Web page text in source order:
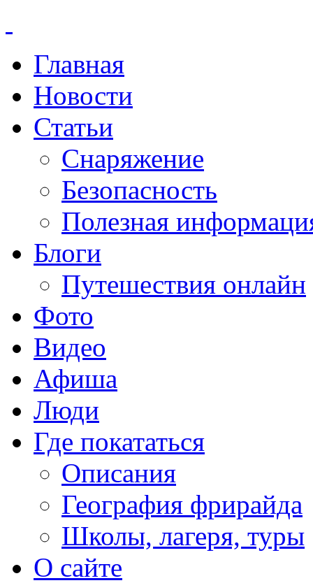
Главная
Новости
Статьи
Снаряжение
Безопасность
Полезная
Блоги
Путешествия онлайн
Фото
Видео
Афиша
Люди
Где покататься
Описания
География фрирайда
Школы, лагеря, туры
О сайте